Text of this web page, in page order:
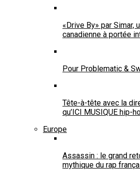
«Drive By» par Simar,
canadienne à portée
Pour Problematic &
Tête-à-tête avec la
qu’ICI MUSIQUE hip-
Europe
Assassin : le grand
mythique du rap